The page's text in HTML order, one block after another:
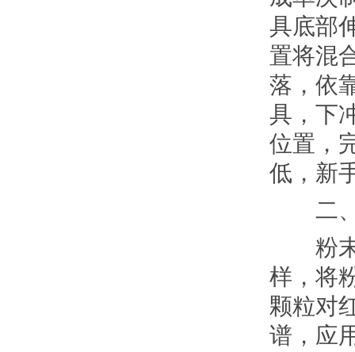
具底部
置将混
落，依
具，下
位置，
低，新
二、
粉末
样，将
颗粒对
谱，应